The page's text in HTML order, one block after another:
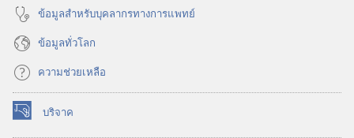
ข้อมูล​สำหรับ​บุคลากร​ทาง​การ​แพทย์
ข้อมูล​ทั่ว​โลก
ความช่วยเหลือ
บริจาค
(เปิด